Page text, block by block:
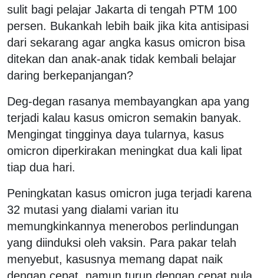
sulit bagi pelajar Jakarta di tengah PTM 100
persen. Bukankah lebih baik jika kita antisipasi
dari sekarang agar angka kasus omicron bisa
ditekan dan anak-anak tidak kembali belajar
daring berkepanjangan?
Deg-degan rasanya membayangkan apa yang
terjadi kalau kasus omicron semakin banyak.
Mengingat tingginya daya tularnya, kasus
omicron diperkirakan meningkat dua kali lipat
tiap dua hari.
Peningkatan kasus omicron juga terjadi karena
32 mutasi yang dialami varian itu
memungkinkannya menerobos perlindungan
yang diinduksi oleh vaksin. Para pakar telah
menyebut, kasusnya memang dapat naik